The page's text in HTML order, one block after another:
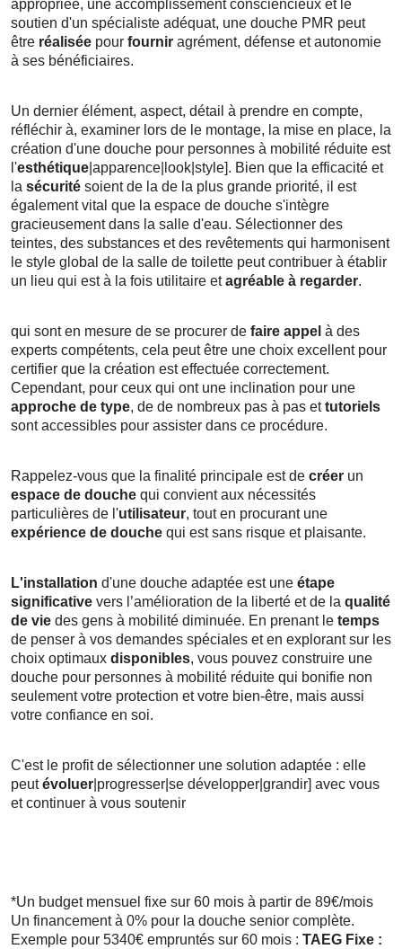
appropriée, une accomplissement consciencieux et le
soutien d'un spécialiste adéquat, une douche PMR peut
être réalisée pour fournir agrément, défense et autonomie
à ses bénéficiaires.
Un dernier élément, aspect, détail à prendre en compte,
réfléchir à, examiner lors de le montage, la mise en place, la
création d'une douche pour personnes à mobilité réduite est
l'esthétique |apparence|look|style]. Bien que la efficacité et
la sécurité soient de la de la plus grande priorité, il est
également vital que la espace de douche s'intègre
gracieusement dans la salle d'eau. Sélectionner des
teintes, des substances et des revêtements qui harmonisent
le style global de la salle de toilette peut contribuer à établir
un lieu qui est à la fois utilitaire etagréable à regarder.
qui sont en mesure de se procurer de faire appel à des
experts compétents, cela peut être une choix excellent pour
certifier que la création est effectuée correctement.
Cependant, pour ceux qui ont une inclination pour une
approche de type, de de nombreux pas à pas ettutoriels
sont accessibles pour assister dans ce procédure.
Rappelez-vous que la finalité principale est de créer un
espace de douche qui convient aux nécessités
particulières de l'utilisateur, tout en procurant une
expérience de douche qui est sans risque et plaisante.
L'installation d'une douche adaptée est une étape
significative vers l’amélioration de la liberté et de la qualité
de vie des gens à mobilité diminuée. En prenant le temps
de penser à vos demandes spéciales et en explorant sur les
choix optimaux disponibles, vous pouvez construire une
douche pour personnes à mobilité réduite qui bonifie non
seulement votre protection et votre bien-être, mais aussi
votre confiance en soi.
C'est le profit de sélectionner une solution adaptée : elle
peutévoluer |progresser|se développer|grandir] avec vous
et continuer à vous soutenir
*Un budget mensuel fixe sur 60 mois à partir de 89€/mois
Un financement à 0% pour la douche senior complète.
Exemple pour 5340€ empruntés sur 60 mois : TAEG Fixe :